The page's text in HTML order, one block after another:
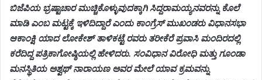
ಬಿಜೆಪಿಯ ಭ್ರಷ್ಟಾಚಾರ ಮುಚ್ಚಿಕೊಳ್ಳುವುದಕ್ಕಾಗಿ ಸಿದ್ದರಾಮಯ್ಯನವರನ್ನು ಕೊಲೆ
ಮಾಡಿ ಎಂಬ ಮಟ್ಟಕ್ಕೆ ಇಳಿದಿದ್ದಾರೆ ಎಂದು ಕಾಂಗ್ರೆಸ್ ಮುಖಂಡರು ವಿಧಾನಸಭಾ
ಆಕಾಂಕ್ಷಿ ಯಾದ ಲೋಕೇಶ್ ತಾಳಿಕಟ್ಟೆ ರವರು ತರೀಕೆರೆ ಪ್ರವಾಸಿ ಮಂದಿರದಲ್ಲಿ
ಕರೆದಿದ್ದ ಪತ್ರಿಕಾಗೋಷ್ಠಿಯಲ್ಲಿ ಹೇಳಿದರು. ಸಂವಿಧಾನ ವಿರೋಧಿ ಮತ್ತು ಗೂಂಡಾ
ಮನಸ್ಥಿತಿಯ ಅಶ್ವಥ್ ನಾರಾಯಣ ಅವರ ಮೇಲೆ ಯಾವ ಕ್ರಮವನ್ನು